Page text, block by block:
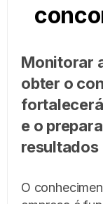
Monitorar
obter o
e o
O